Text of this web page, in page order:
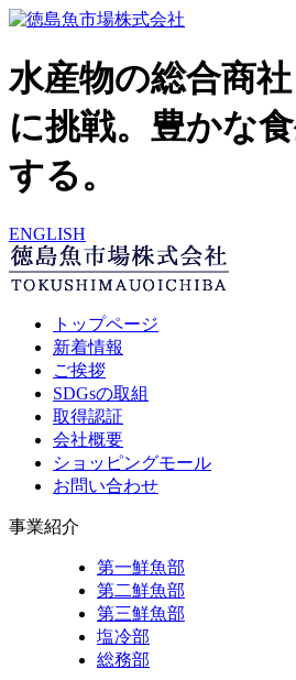
水産物の総合商
に挑戦。豊かな
する。
ENGLISH
トップページ
新着情報
ご挨拶
SDGsの取組
取得認証
会社概要
ショッピングモール
お問い合わせ
事業紹介
第一鮮魚部
第二鮮魚部
第三鮮魚部
塩冷部
総務部